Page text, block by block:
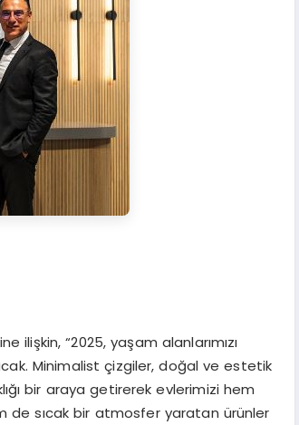
ilişkin, “2025, yaşam alanlarımızı
Minimalist çizgiler, doğal ve estetik
bir araya getirerek evlerimizi hem
de sıcak bir atmosfer yaratan ürünler